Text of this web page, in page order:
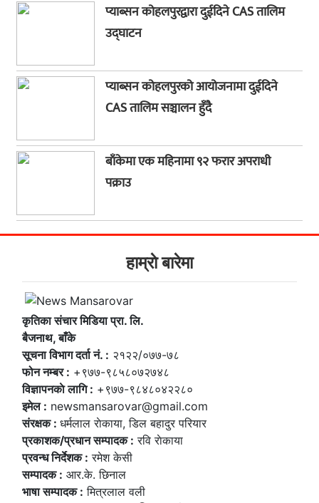
प्याब्सन कोहलपुरद्वारा दुईदिने CAS तालिम
उद्घाटन
प्याब्सन कोहलपुरको आयोजनामा दुईदिने
CAS तालिम सञ्चालन हुँदै
बाँकेमा एक महिनामा ९२ फरार अपराधी
पक्राउ
हाम्राे बारेमा
कृतिका संचार मिडिया प्रा. लि.
बैजनाथ, बाँके
सूचना विभाग दर्ता नं. : २१२२/०७७-७८
फोन नम्बर : +९७७-९८५८०७२७४८
विज्ञापनकाे लागि : +९७७-९८४८०४२२८०
इमेल : newsmansarovar@gmail.com
संरक्षक : धर्मलाल राेकाया, डिल बहादुर परियार
प्रकाशक/प्रधान सम्पादक : रवि राेकाया
प्रवन्ध निर्देशक : रमेश केसी
सम्पादक : आर.के. छिनाल
भाषा सम्पादक : मित्रलाल वली